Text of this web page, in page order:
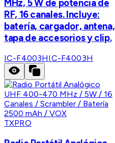
MHz, 5 W de potencia de
RF, 16 canales. Incluye:
batería, cargador, antena,
tapa de accesorios y clip.
IC-F4003HIC-F4003H
TXPRO